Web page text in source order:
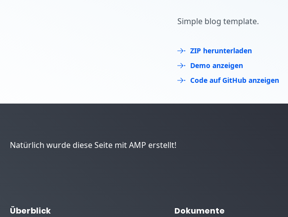
Simple blog template.
ZIP herunterladen
Demo anzeigen
Code auf GitHub anzeigen
Natürlich wurde diese Seite mit AMP erstellt!
Überblick Dokumente